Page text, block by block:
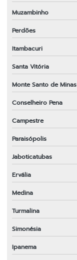
Muzambinho
Perdões
Itambacuri
Santa Vitória
Monte Santo de Minas
Conselheiro Pena
Campestre
Paraisópolis
Jaboticatubas
Ervália
Medina
Turmalina
Simonésia
Ipanema